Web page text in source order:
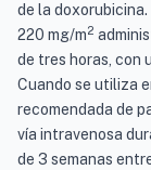
de la
220 mg/m2
de tres horas, con
Cuando se utiliza
recomendada de
vía intravenosa
de 3 semanas